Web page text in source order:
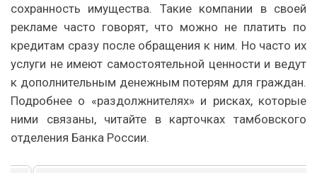
сохранность имущества. Такие компании в своей
рекламе часто говорят, что можно не платить по
кредитам сразу после обращения к ним. Но часто их
услуги не имеют самостоятельной ценности и ведут
к дополнительным денежным потерям для граждан.
Подробнее о «раздолжнителях» и рисках, которые
ними связаны, читайте в карточках тамбовского
отделения Банка России.